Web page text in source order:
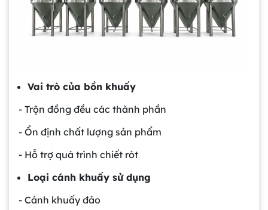
Vai trò của bồn khuấy
- Trộn đồng đều các thành phần
- Ổn định chất lượng sản phẩm
- Hỗ trợ quá trình chiết rót
Loại cánh khuấy sử dụng
- Cánh khuấy đảo